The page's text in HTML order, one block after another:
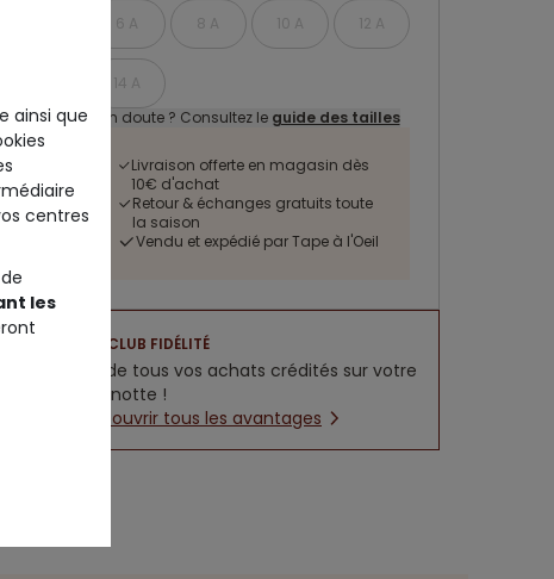
6 A 8 A 10 A 12 A
14 A
Un doute ? Consultez le guide des tailles
Livraison offerte en magasin dès
10€ d'achat
Retour & échanges gratuits toute
la saison
Vendu et expédié par Tape à l'Oeil
CLUB FIDÉLITÉ
5% de tous vos achats crédités sur votre
cagnotte !
Découvrir tous les avantages
ainsi que
centres
les